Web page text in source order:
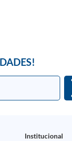
Institucional